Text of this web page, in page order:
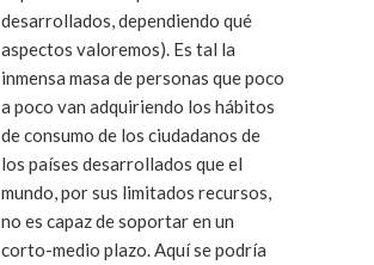
desarrollados, dependiendo qué
aspectos valoremos). Es tal la
inmensa masa de personas que poco
a poco van adquiriendo los hábitos
de consumo de los ciudadanos de
los países desarrollados que el
mundo, por sus limitados recursos,
no es capaz de soportar en un
corto-medio plazo. Aquí se podría